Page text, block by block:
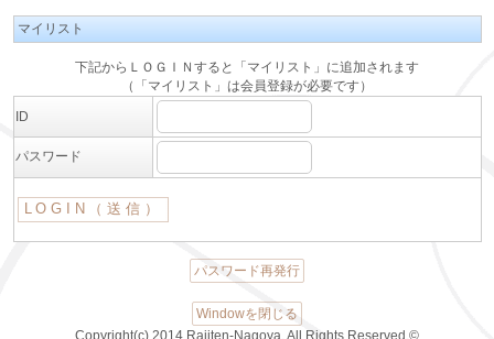
マイリスト
下記からＬＯＧＩＮすると「マイリスト」に追加されます
（「マイリスト」は会員登録が必要です）
ID
パスワード
パスワード再発行
Windowを閉じる
Copyright(c) 2014 Rajiten-Nagoya. All Rights Reserved.©